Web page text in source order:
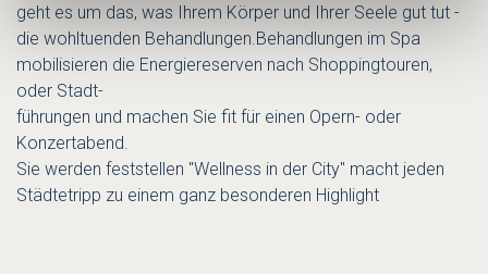
geht es um das, was Ihrem Körper und Ihrer Seele gut tut -
die wohltuenden Behandlungen.Behandlungen im Spa
mobilisieren die Energiereserven nach Shoppingtouren,
oder Stadt-
führungen und machen Sie fit für einen Opern- oder
Konzertabend.
Sie werden feststellen "Wellness in der City" macht jeden
Städtetripp zu einem ganz besonderen Highlight